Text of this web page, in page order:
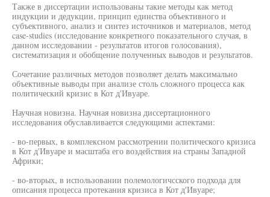
Также в диссертации использованы такие методы как метод
индукции и дедукции, принцип единства объективного и
субъективного, анализ и синтез источников и материалов, метод
case-studies (исследование конкретного показательного случая, в
данном исследовании - результатов итогов голосования),
систематизация и обобщение полученных выводов и результатов.
Сочетание различных методов позволяет делать максимально
объективные выводы при анализе столь сложного процесса как
политический кризис в Кот д'Ивуаре.
Научная новизна. Научная новизна диссертационного
исследования обуславливается следующими аспектами:
- во-первых, в комплексном рассмотрении политического кризиса
в Кот д'Ивуаре и масштаба его воздействия на страны Западной
Африки;
- во-вторых, в использовании полемологичсского подхода для
описания процесса протекания кризиса в Кот д'Ивуаре;